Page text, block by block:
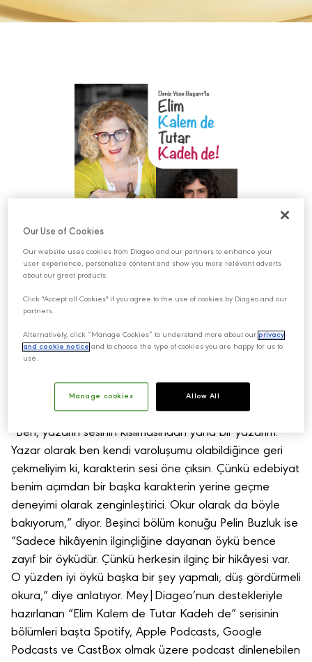
“Elim Kalem de Tutar Kadeh de” adlı podcast serisi
genç kadın yazarlarını ağırladığı “Elim Kalem de Tutar
Irmak Zileli ile ülkemizin önemli öykücülerinden, ödüllü
yazar Pelin Buzluk’un konuk olduğu iki yeni bölümüyle
kahkahayla iç içe geçtiği şıkır şıkır sohbetleri içeren
serinin dördüncü bölümüne konuk olan Irmak Zileli,
“Ben, yazarın sesinin kısılmasından yana bir yazarım.
Yazar olarak ben kendi varoluşumu olabildiğince geri
çekmeliyim ki, karakterin sesi öne çıksın. Çünkü edebiyat
benim açımdan bir başka karakterin yerine geçme
deneyimi olarak zenginleştirici. Okur olarak da böyle
bakıyorum,” diyor. Beşinci bölüm konuğu Pelin Buzluk ise
“Sadece hikâyenin ilginçliğine dayanan öykü bence
zayıf bir öyküdür. Çünkü herkesin ilginç bir hikâyesi var.
O yüzden iyi öykü başka bir şey yapmalı, düş gördürmeli
okura,” diye anlatıyor. Mey|Diageo’nun destekleriyle
hazırlanan “Elim Kalem de Tutar Kadeh de” serisinin
bölümleri başta Spotify, Apple Podcasts, Google
Podcasts ve CastBox olmak üzere podcast dinlenebilen
Our Use of Cookies
Our website uses cookies from Diageo and our partners to enhance your
user experience, personalize content and show you more relevant adverts
about our great products.
Click "Accept all Cookies" if you agree to the use of cookies by Diageo and our
partners.
Alternatively, click “Manage Cookies” to understand more about ourprivacy
and cookie notice and to choose the type of cookies you are happy for us to
use.
Manage cookies Allow All